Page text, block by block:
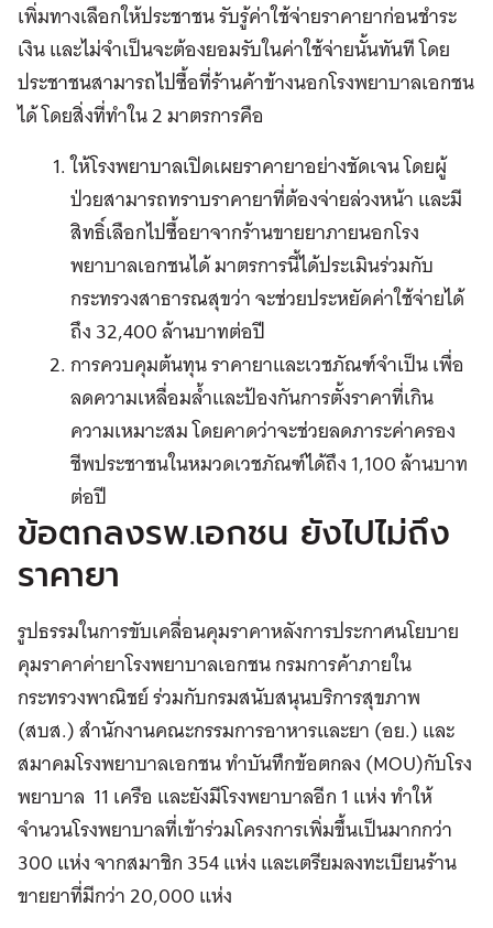
เพิ่มทางเลือกให้ประชาชน รับรู้ค่าใช้จ่ายราคายาก่อนชำระ
เงิน และไม่จำเป็นจะต้องยอมรับในค่าใช้จ่ายนั้นทันที โดย
ประชาชนสามารถไปซื้อที่ร้านค้าข้างนอกโรงพยาบาลเอกชน
ได้ โดยสิ่งที่ทำใน 2 มาตรการคือ
ให้โรงพยาบาลเปิดเผยราคายาอย่างชัดเจน โดยผู้
ป่วยสามารถทราบราคายาที่ต้องจ่ายล่วงหน้า และมี
สิทธิ์เลือกไปซื้อยาจากร้านขายยาภายนอกโรง
พยาบาลเอกชนได้ มาตรการนี้ได้ประเมินร่วมกับ
กระทรวงสาธารณสุขว่า จะช่วยประหยัดค่าใช้จ่ายได้
ถึง 32,400 ล้านบาทต่อปี
การควบคุมต้นทุน ราคายาและเวชภัณฑ์จำเป็น เพื่อ
ลดความเหลื่อมล้ำและป้องกันการตั้งราคาที่เกิน
ความเหมาะสม โดยคาดว่าจะช่วยลดภาระค่าครอง
ชีพประชาชนในหมวดเวชภัณฑ์ได้ถึง 1,100 ล้านบาท
ต่อปี
ข้อตกลงรพ.เอกชน ยังไปไม่ถึง
ราคายา
รูปธรรมในการขับเคลื่อนคุมราคาหลังการประกาศนโยบาย
คุมราคาค่ายาโรงพยาบาลเอกชน กรมการค้าภายใน
กระทรวงพาณิชย์ ร่วมกับกรมสนับสนุนบริการสุขภาพ
(สบส.) สำนักงานคณะกรรมการอาหารและยา (อย.) และ
สมาคมโรงพยาบาลเอกชน ทำบันทึกข้อตกลง (MOU)กับโรง
พยาบาล 11 เครือ และยังมีโรงพยาบาลอีก 1 แห่ง ทำให้
จำนวนโรงพยาบาลที่เข้าร่วมโครงการเพิ่มขึ้นเป็นมากกว่า
300 แห่ง จากสมาชิก 354 แห่ง และเตรียมลงทะเบียนร้าน
ขายยาที่มีกว่า 20,000 แห่ง